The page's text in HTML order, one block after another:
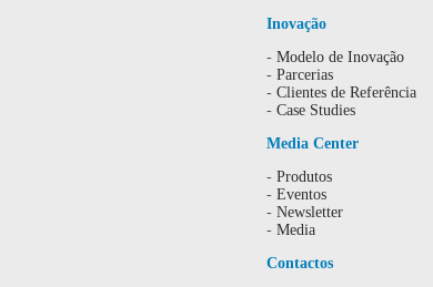
Inovação
- Modelo de Inovação
- Parcerias
- Clientes de Referência
- Case Studies
Media Center
- Produtos
- Eventos
- Newsletter
- Media
Contactos